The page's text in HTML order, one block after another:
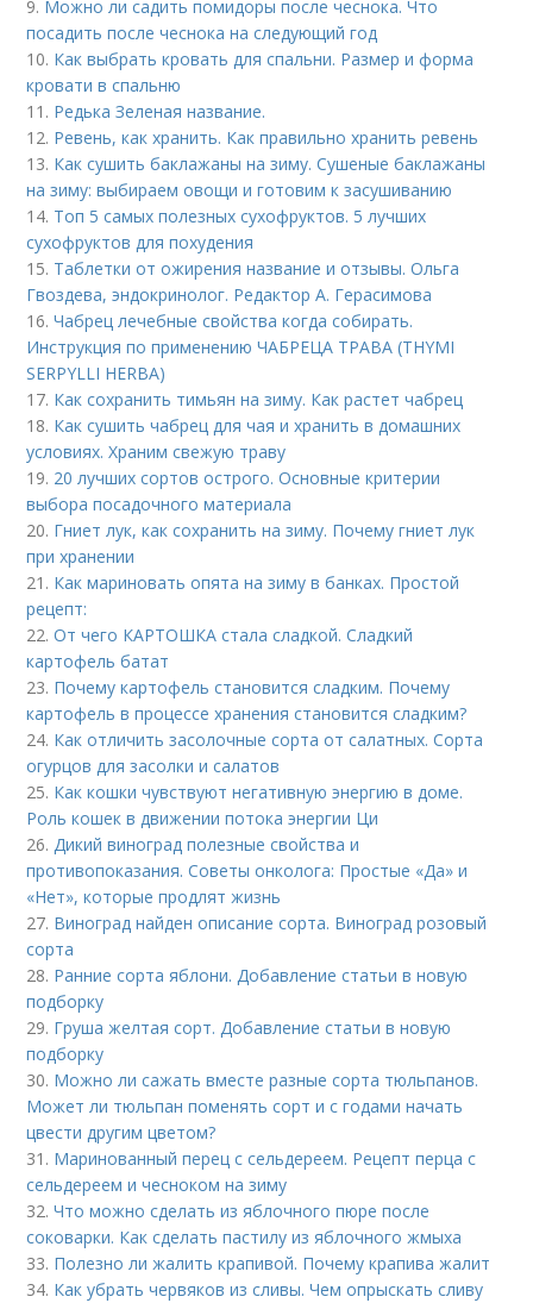
9. Можно ли садить помидоры после чеснока. Что
посадить после чеснока на следующий год
10. Как выбрать кровать для спальни. Размер и форма
кровати в спальню
11. Редька Зеленая название.
12. Ревень, как хранить. Как правильно хранить ревень
13. Как сушить баклажаны на зиму. Сушеные баклажаны
на зиму: выбираем овощи и готовим к засушиванию
14. Топ 5 самых полезных сухофруктов. 5 лучших
сухофруктов для похудения
15. Таблетки от ожирения название и отзывы. Ольга
Гвоздева, эндокринолог. Редактор А. Герасимова
16.Чабрец лечебные свойства когда собирать.
Инструкция по применению ЧАБРЕЦА ТРАВА (THYMI
SERPYLLI HERBA)
17. Как сохранить тимьян на зиму. Как растет чабрец
18. Как сушить чабрец для чая и хранить в домашних
условиях. Храним свежую траву
19. 20 лучших сортов острого. Основные критерии
выбора посадочного материала
20. Гниет лук, как сохранить на зиму. Почему гниет лук
при хранении
21. Как мариновать опята на зиму в банках. Простой
рецепт:
22.От чего КАРТОШКА стала сладкой. Сладкий
картофель батат
23. Почему картофель становится сладким. Почему
картофель в процессе хранения становится сладким?
24. Как отличить засолочные сорта от салатных. Сорта
огурцов для засолки и салатов
25. Как кошки чувствуют негативную энергию в доме.
Роль кошек в движении потока энергии Ци
26.Дикий виноград полезные свойства и
противопоказания. Советы онколога: Простые «Да» и
«Нет», которые продлят жизнь
27. Виноград найден описание сорта. Виноград розовый
сорта
28. Ранние сорта яблони. Добавление статьи в новую
подборку
29. Груша желтая сорт. Добавление статьи в новую
подборку
30. Можно ли сажать вместе разные сорта тюльпанов.
Может ли тюльпан поменять сорт и с годами начать
цвести другим цветом?
31. Маринованный перец с сельдереем. Рецепт перца с
сельдереем и чесноком на зиму
32.Что можно сделать из яблочного пюре после
соковарки. Как сделать пастилу из яблочного жмыха
33. Полезно ли жалить крапивой. Почему крапива жалит
34. Как убрать червяков из сливы. Чем опрыскать сливу